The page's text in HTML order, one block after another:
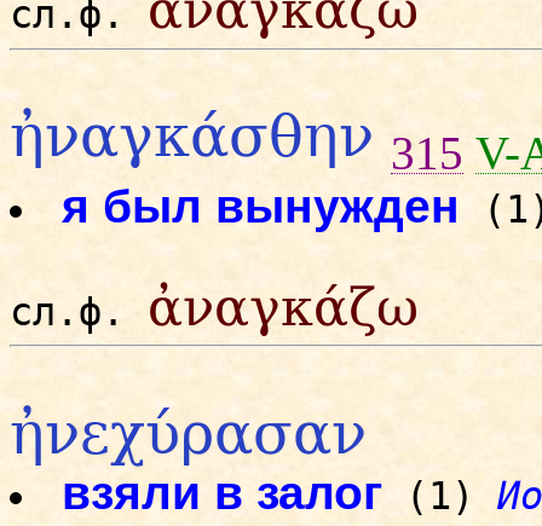
сл.ф.
ἠναγκάσθην 315 V-
я был вынужден
сл.ф. ἀναγκάζω
ἠνεχύρασαν
взяли в залог(1)